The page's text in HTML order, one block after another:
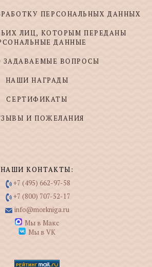
ПЕРСОНАЛЬНЫХ ДАННЫХ
ЛИЦ, КОТОРЫМ ПЕРЕДАНЫ
ДАННЫЕ
ЗАДАВАЕМЫЕ ВОПРОСЫ
НАШИ НАГРАДЫ
СЕРТИФИКАТЫ
И ПОЖЕЛАНИЯ
НАШИ КОНТАКТЫ:
+7 (495) 662-97-58
+7 (800) 707-52-17
info@morkniga.ru
Мы в Макс
Мы в VK